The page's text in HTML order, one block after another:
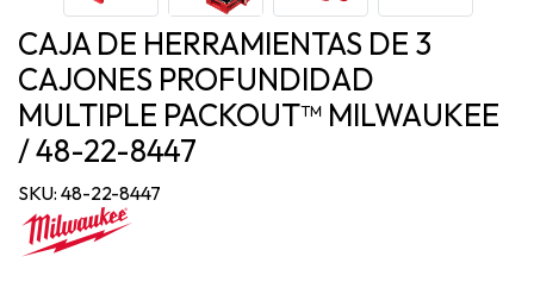
CAJA DE HERRAMIENTAS DE 3
CAJONES PROFUNDIDAD
MULTIPLE PACKOUT™ MILWAUKEE
/ 48-22-8447
SKU: 48-22-8447